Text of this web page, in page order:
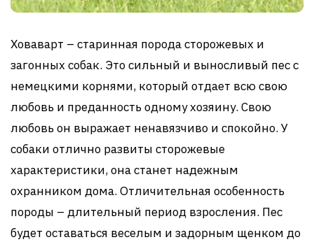
Ховаварт – старинная порода сторожевых и
загонных собак. Это сильный и выносливый пес с
немецкими корнями, который отдает всю свою
любовь и преданность одному хозяину. Свою
любовь он выражает ненавязчиво и спокойно. У
собаки отлично развиты сторожевые
характеристики, она станет надежным
охранником дома. Отличительная особенность
породы – длительный период взросления. Пес
будет оставаться веселым и задорным щенком до